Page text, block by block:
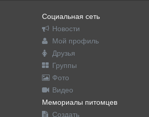
Социальная сеть
Новости
Мой профиль
Друзья
Группы
Фото
Видео
Мемориалы питомцев
Создать